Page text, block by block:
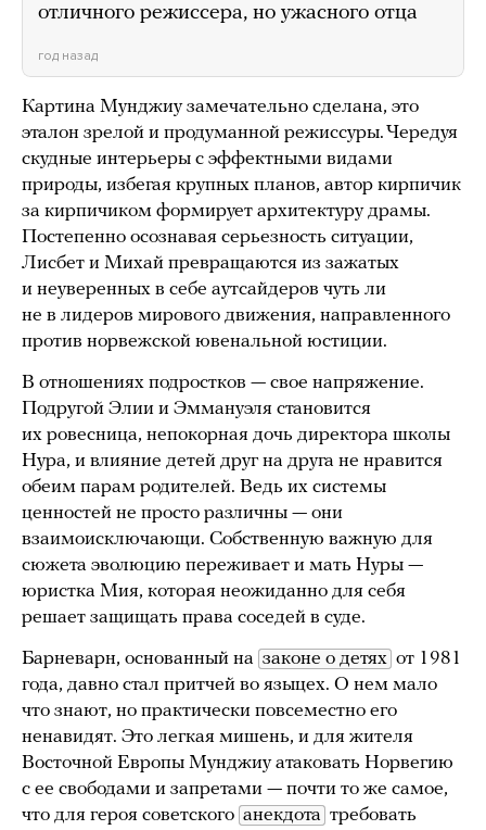
отличного режиссера, но ужасного отца
год назад
Картина Мунджиу замечательно сделана, это
эталон зрелой и продуманной режиссуры. Чередуя
скудные интерьеры с эффектными видами
природы, избегая крупных планов, автор кирпичик
за кирпичиком формирует архитектуру драмы.
Постепенно осознавая серьезность ситуации,
Лисбет и Михай превращаются из зажатых
и неуверенных в себе аутсайдеров чуть ли
не в лидеров мирового движения, направленного
против норвежской ювенальной юстиции.
В отношениях подростков — свое напряжение.
Подругой Элии и Эммануэля становится
их ровесница, непокорная дочь директора школы
Нура, и влияние детей друг на друга не нравится
обеим парам родителей. Ведь их системы
ценностей не просто различны — они
взаимоисключающи. Собственную важную для
сюжета эволюцию переживает и мать Нуры —
юристка Мия, которая неожиданно для себя
решает защищать права соседей в суде.
Барневарн, основанный на законе о детях от 1981
года, давно стал притчей во языцех. О нем мало
что знают, но практически повсеместно его
ненавидят. Это легкая мишень, и для жителя
Восточной Европы Мунджиу атаковать Норвегию
с ее свободами и запретами — почти то же самое,
что для героя советского анекдота требовать